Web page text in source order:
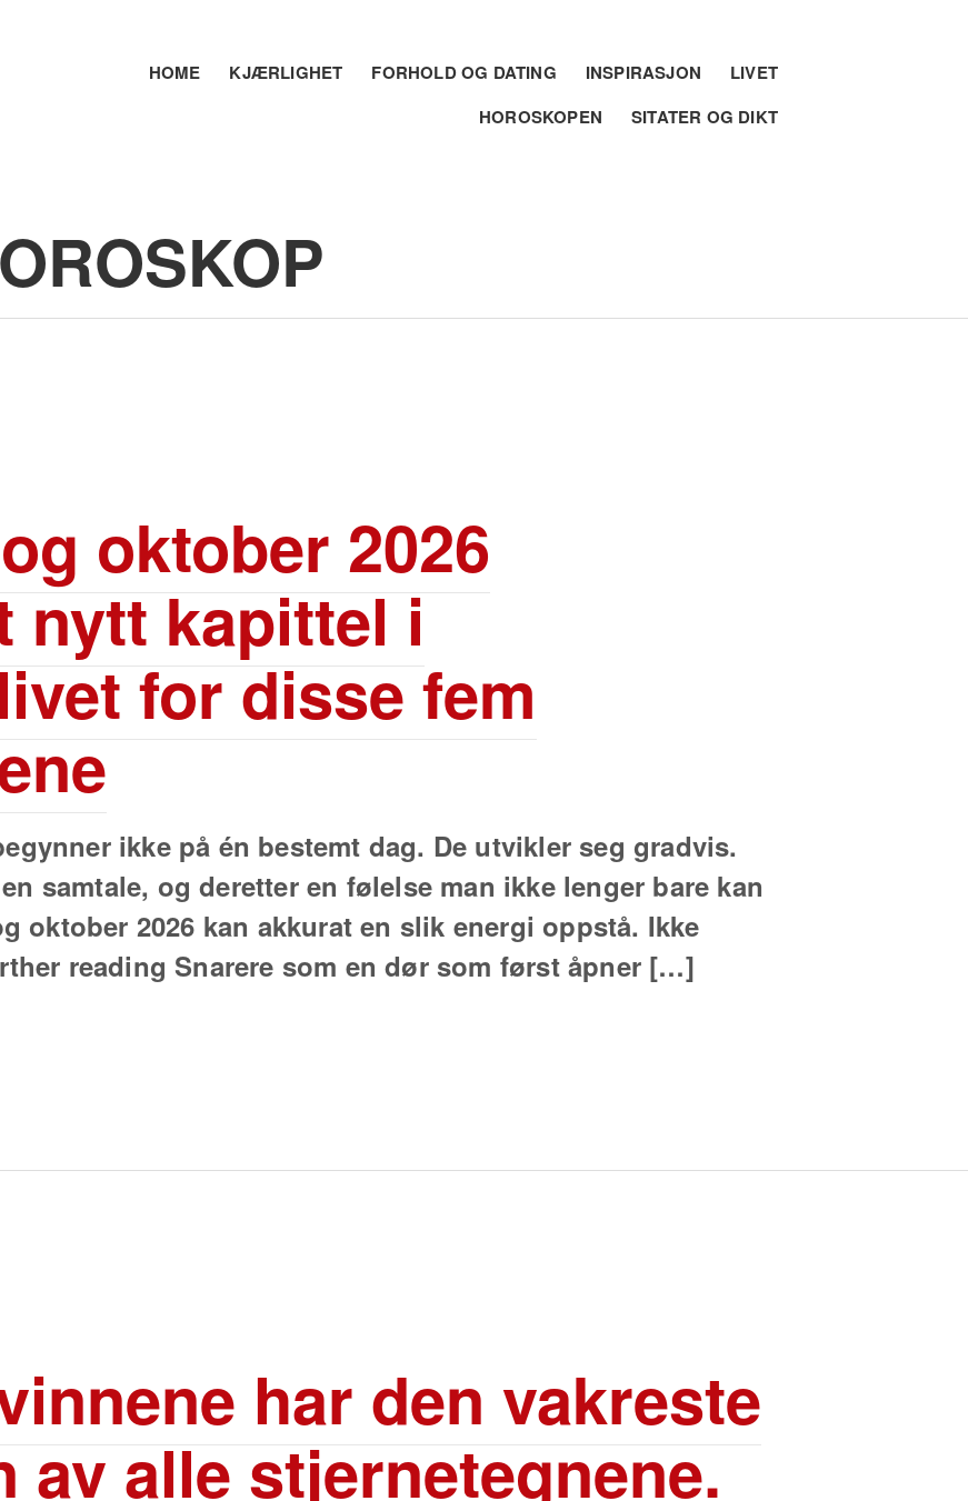
HOME KJÆRLIGHET FORHOLD OG DATING INSPIRASJON
LIVET
HOROSKOPEN
SITATER OG DIKT
oktober 2026
nytt kapittel i
for disse fem
ikke på én bestemt dag. De utvikler seg gradvis.
samtale, og deretter en følelse man ikke lenger bare kan
oktober 2026 kan akkurat en slik energi oppstå. Ikke
reading Snarere som en dør som først åpner […]
har den vakreste
av alle stjernetegnene.